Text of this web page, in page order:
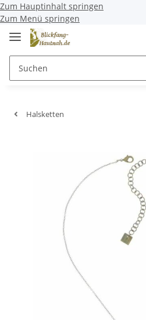
Zum Hauptinhalt springen
Zum Menü springen
Halsketten